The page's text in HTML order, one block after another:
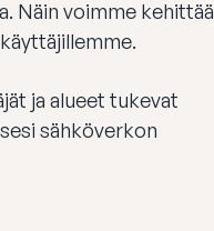
Näin voimme kehittää
ja alueet tukevat
sähköverkon